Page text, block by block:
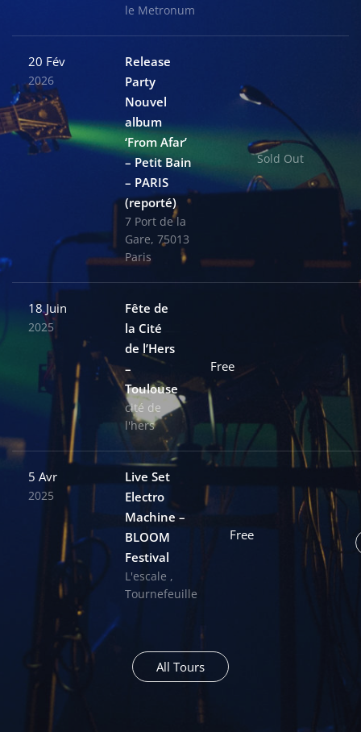
le Metronum
20 Fév
2026
Release
Party
Nouvel
album
‘From Afar’
– Petit Bain
– PARIS
(reporté)
7 Port de la
Gare, 75013
Paris
Sold Out
18 Juin
2025
Fête de
la Cité
de l’Hers
–
Toulouse
cité de
l'hers
Free
5 Avr
2025
Live Set
Electro
Machine –
BLOOM
Festival
L'escale ,
Tournefeuille
Free
All Tours